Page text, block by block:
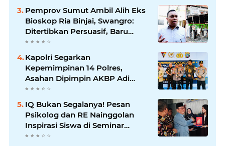
Pemprov Sumut Ambil Alih Eks
Bioskop Ria Binjai, Swangro:
Ditertibkan Persuasif, Baru
Kelola dengan Baik
Kapolri Segarkan
Kepemimpinan 14 Polres,
Asahan Dipimpin AKBP Adi
Dharma Pramudhita
IQ Bukan Segalanya! Pesan
Psikolog dan RE Nainggolan
Inspirasi Siswa di Seminar
MPKW